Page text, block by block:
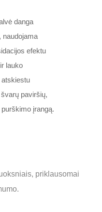
danga
naudojama
efektu
lauko
paviršių,
įrangą.
priklausomai